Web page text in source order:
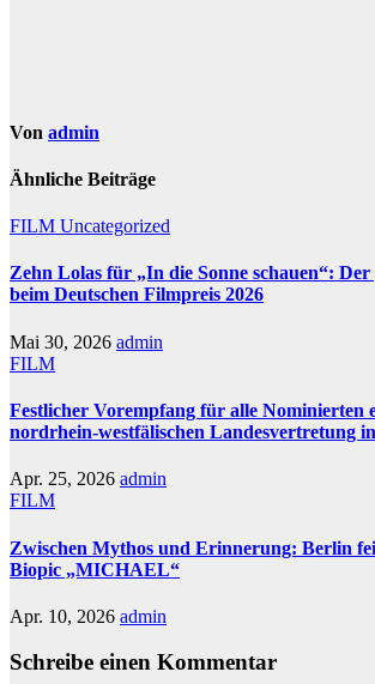
Von admin
Ähnliche Beiträge
FILM Uncategorized
Zehn Lolas für „In die Sonne schauen“:
beim Deutschen Filmpreis 2026
Mai 30, 2026 admin
FILM
Festlicher Vorempfang für alle Nominierten
nordrhein-westfälischen Landesvertretung
Apr. 25, 2026 admin
FILM
Zwischen Mythos und Erinnerung: Berlin
Biopic „MICHAEL“
Apr. 10, 2026 admin
Schreibe einen Kommentar